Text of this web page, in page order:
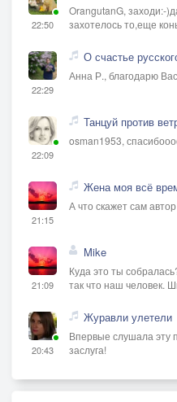
22:50
OrangutanG, заходи:-
захотелось то,еще
22:29
О счастье
Анна Р., благодарю
22:09
Танцуй против
osman1953,
21:15
Жена моя всё
А что скажет сам
21:09
Mike
Куда это ты
так что наш человек.
20:43
Журавли улетели
Впервые слушала эту
заслуга!